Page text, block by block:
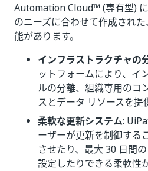
Automation Cloud™ (専有型)
のニーズに合わせて作成され
能があります。
インフラストラクチャの
ットフォームにより、イ
ルの分離、組織専用のコ
スとデータ リソースを提
柔軟な更新システム:
ーザーが更新を制御する
させたり、最大 30 日間
設定したりできる柔軟性